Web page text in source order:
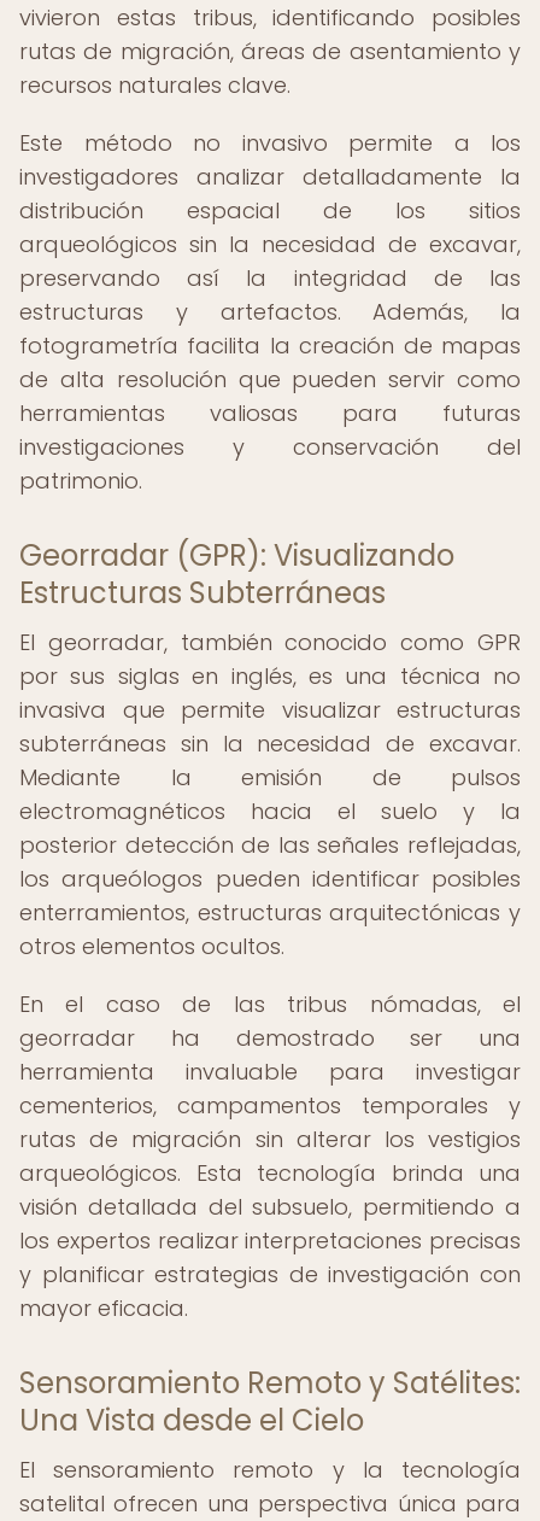
vivieron estas tribus, identificando posibles
rutas de migración, áreas de asentamiento y
recursos naturales clave.
Este método no invasivo permite a los
investigadores analizar detalladamente la
distribución espacial de los sitios
arqueológicos sin la necesidad de excavar,
preservando así la integridad de las
estructuras y artefactos. Además, la
fotogrametría facilita la creación de mapas
de alta resolución que pueden servir como
herramientas valiosas para futuras
investigaciones y conservación del
patrimonio.
Georradar (GPR): Visualizando
Estructuras Subterráneas
El georradar, también conocido como GPR
por sus siglas en inglés, es una técnica no
invasiva que permite visualizar estructuras
subterráneas sin la necesidad de excavar.
Mediante la emisión de pulsos
electromagnéticos hacia el suelo y la
posterior detección de las señales reflejadas,
los arqueólogos pueden identificar posibles
enterramientos, estructuras arquitectónicas y
otros elementos ocultos.
En el caso de las tribus nómadas, el
georradar ha demostrado ser una
herramienta invaluable para investigar
cementerios, campamentos temporales y
rutas de migración sin alterar los vestigios
arqueológicos. Esta tecnología brinda una
visión detallada del subsuelo, permitiendo a
los expertos realizar interpretaciones precisas
y planificar estrategias de investigación con
mayor eficacia.
Sensoramiento Remoto y Satélites:
Una Vista desde el Cielo
El sensoramiento remoto y la tecnología
satelital ofrecen una perspectiva única para